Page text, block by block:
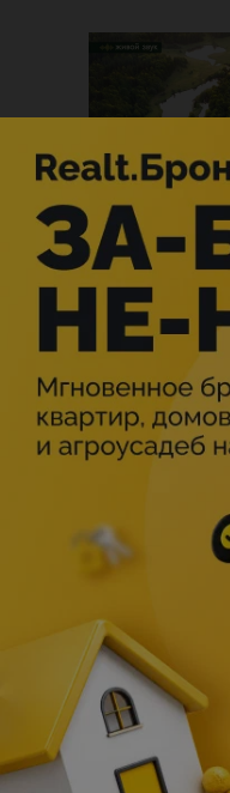
Описание
Наша яркая летняя
«Любите, пока
мелодичных и таких
вечер поговорим о
обаяние Мирского
помогут. Обещаем
Антонова, Вячеслава
Агузаровой, Аркадия
многих других. В
не можем не
которые своими
Под небом «Мира»
коллектива.